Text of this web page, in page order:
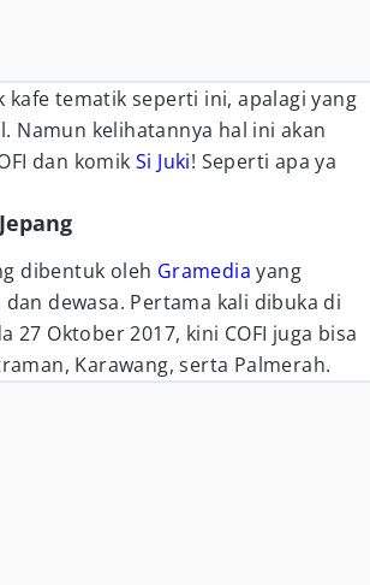
kafe tematik seperti ini, apalagi yang
Namun kelihatannya hal ini akan
dan komik Si Juki! Seperti apa ya
dibentuk oleh Gramedia yang
dewasa. Pertama kali dibuka di
27 Oktober 2017, kini COFI juga bisa
Karawang, serta Palmerah.